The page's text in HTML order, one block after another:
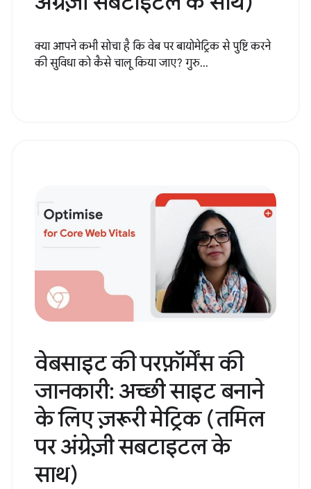
क्या आपने कभी सोचा है कि वेब पर बायोमेट्रिक से पुष्टि करने
की सुविधा को कैसे चालू किया जाए? गुरु...
वेबसाइट की परफ़ॉर्मेंस की
जानकारी: अच्छी साइट बनाने
के लिए ज़रूरी मेट्रिक (तमिल
पर अंग्रेज़ी सबटाइटल के
साथ)